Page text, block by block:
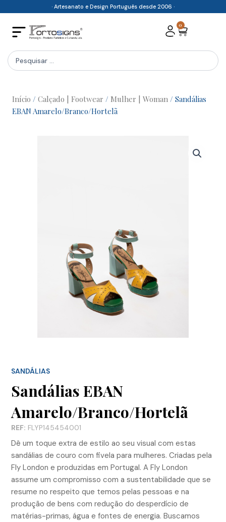
content
· Artesanato e Design Português desde 2006 ·
0
Cart
Search
...
Início / Calçado | Footwear / Mulher | Woman / Sandálias
EBAN Amarelo/Branco/Hortelã
SANDÁLIAS
Sandálias EBAN
Amarelo/Branco/Hortelã
REF: FLYP145454001
Dê um toque extra de estilo ao seu visual com estas
sandálias de couro com fivela para mulheres. Criadas pela
Fly London e produzidas em Portugal. A Fly London
assume um compromisso com a sustentabilidade que se
resume no respeito que temos pelas pessoas e na
produção de bens com redução do desperdício de
matérias-primas, água e fontes de energia. Buscamos